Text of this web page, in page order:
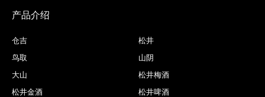
产品介绍
仓吉
松井
鸟取
山阴
大山
松井梅酒
松井金酒
松井啤酒